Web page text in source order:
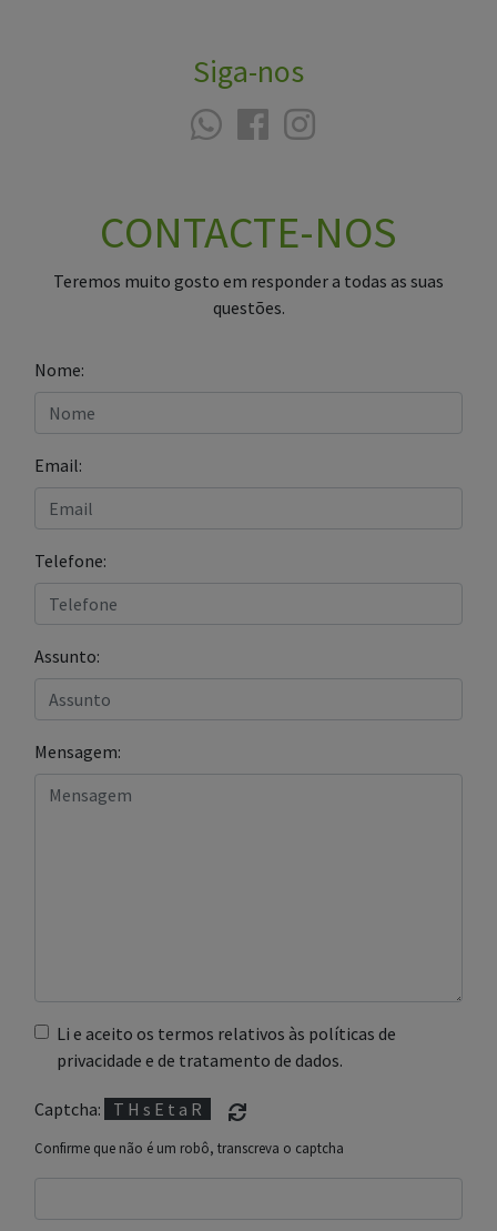
Siga-nos
CONTACTE-NOS
Teremos muito gosto em responder a todas as suas
questões.
Nome:
Email:
Telefone:
Assunto:
Mensagem:
Li e aceito os termos relativos às políticas de
privacidade e de tratamento de dados.
Captcha: T H s E t a R
Confirme que não é um robô, transcreva o captcha